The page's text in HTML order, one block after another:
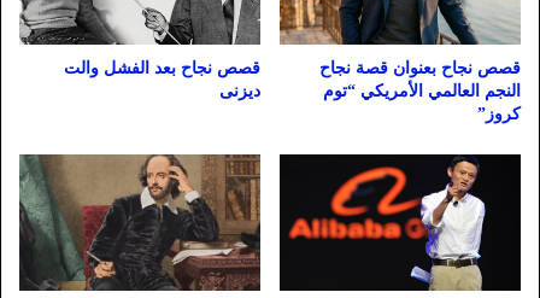
قصص نجاح بعنوان قصة نجاح
النجم العالمي الأمريكي “توم
كروز”
قصص نجاح بعد الفشل والت
ديزنى